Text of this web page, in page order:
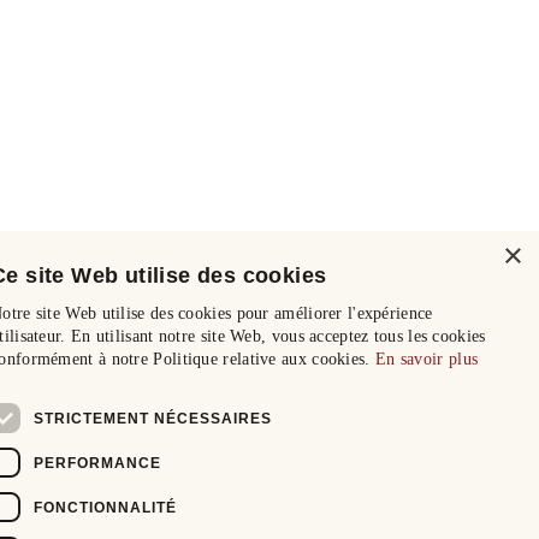
×
site Web utilise des cookies
site Web utilise des cookies pour améliorer l'expérience
En utilisant notre site Web, vous acceptez tous les cookies
à notre Politique relative aux cookies. En savoir plus
STRICTEMENT NÉCESSAIRES
PERFORMANCE
FONCTIONNALITÉ